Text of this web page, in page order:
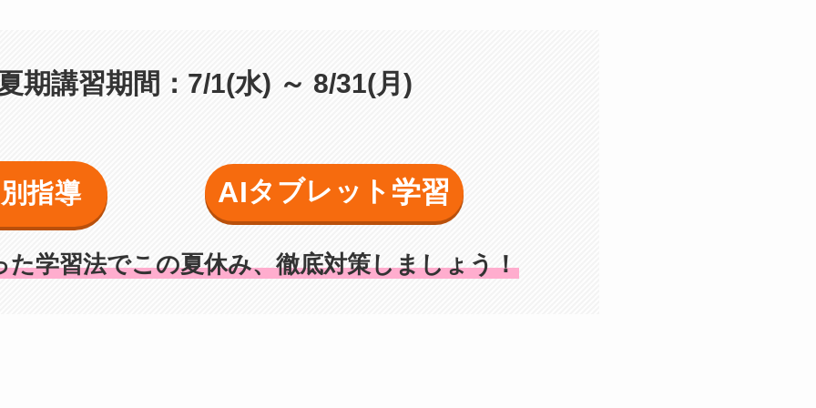
期講習期間：7/1(水) ～ 8/31(月)
指導 AIタブレット 学習
た学習法でこの夏休み、徹底対策しましょう！